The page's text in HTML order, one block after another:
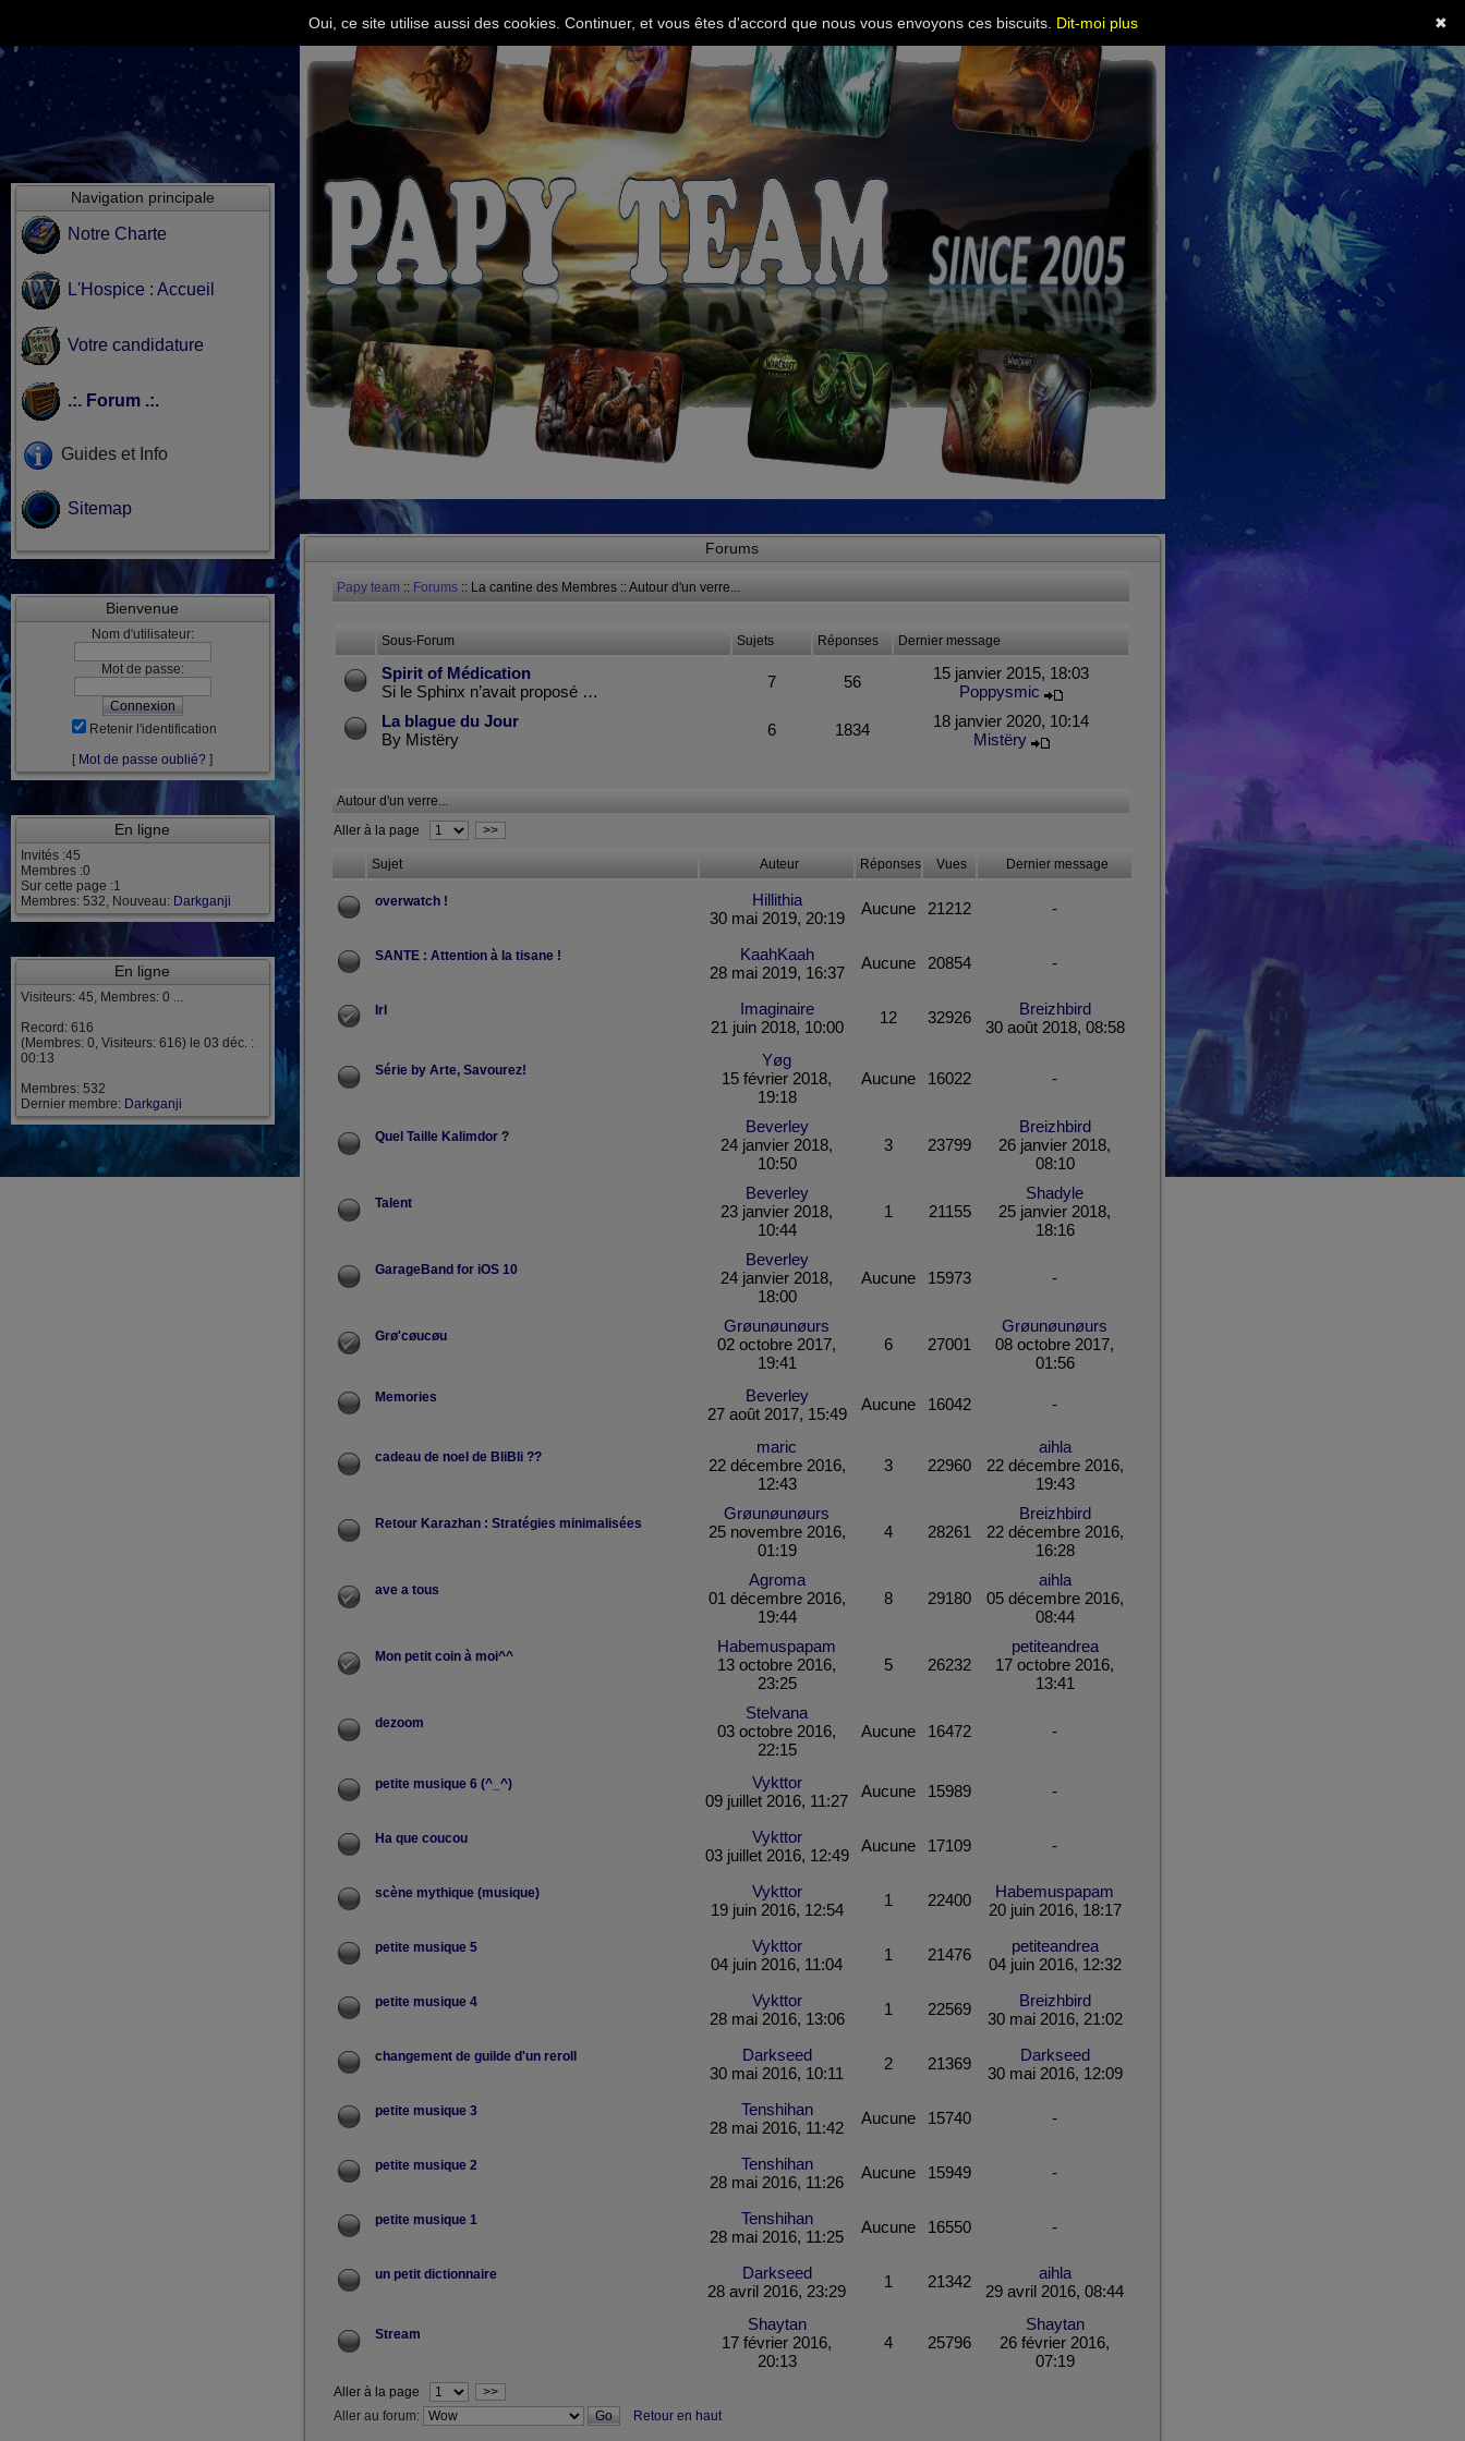
Navigation principale
Notre Charte
L'Hospice : Accueil
Votre candidature
.:. Forum .:.
Guides et Info
Sitemap
Bienvenue
Nom d'utilisateur:
Mot de passe:
Retenir l'identification
[ Mot de passe oublié? ]
En ligne
Invités :45
Membres :0
Sur cette page :1
Membres: 532, Nouveau: Darkganji
En ligne
Visiteurs: 45, Membres: 0 ...
Record: 616
(Membres: 0, Visiteurs: 616) le 03 déc. :
00:13
Membres: 532
Dernier membre: Darkganji
Forums
Papy team :: Forums :: La cantine des Membres :: Autour d'un verre...
Sous-Forum Sujets Réponses Dernier message
Spirit of Médication
Si le Sphinx n’avait proposé …
7 56
15 janvier 2015, 18:03
Poppysmic
La blague du Jour
By Mistëry
6 1834
18 janvier 2020, 10:14
Mistëry
Autour d'un verre...
Aller à la page
>>
Sujet Auteur Réponses Vues Dernier message
overwatch !
Hillithia
30 mai 2019, 20:19
Aucune 21212 -
SANTE : Attention à la tisane !
KaahKaah
28 mai 2019, 16:37
Aucune 20854 -
Irl
Imaginaire
21 juin 2018, 10:00
12 32926
Breizhbird
30 août 2018, 08:58
Série by Arte, Savourez!
Yøg
15 février 2018,
19:18
Aucune 16022 -
Quel Taille Kalimdor ?
Beverley
24 janvier 2018,
10:50
3 23799
Breizhbird
26 janvier 2018,
08:10
Talent
Beverley
23 janvier 2018,
10:44
1 21155
Shadyle
25 janvier 2018,
18:16
GarageBand for iOS 10
Beverley
24 janvier 2018,
18:00
Aucune 15973 -
Grø'cøucøu
Grøunøunøurs
02 octobre 2017,
19:41
6 27001
Grøunøunøurs
08 octobre 2017,
01:56
Memories
Beverley
27 août 2017, 15:49
Aucune 16042 -
cadeau de noel de BliBli ??
maric
22 décembre 2016,
12:43
3 22960
aihla
22 décembre 2016,
19:43
Retour Karazhan : Stratégies minimalisées
Grøunøunøurs
25 novembre 2016,
01:19
4 28261
Breizhbird
22 décembre 2016,
16:28
ave a tous
Agroma
01 décembre 2016,
19:44
8 29180
aihla
05 décembre 2016,
08:44
Mon petit coin à moi^^
Habemuspapam
13 octobre 2016,
23:25
5 26232
petiteandrea
17 octobre 2016,
13:41
dezoom
Stelvana
03 octobre 2016,
22:15
Aucune 16472 -
petite musique 6 (^_^)
Vykttor
09 juillet 2016, 11:27
Aucune 15989 -
Ha que coucou
Vykttor
03 juillet 2016, 12:49
Aucune 17109 -
scène mythique (musique)
Vykttor
19 juin 2016, 12:54
1 22400
Habemuspapam
20 juin 2016, 18:17
petite musique 5
Vykttor
04 juin 2016, 11:04
1 21476
petiteandrea
04 juin 2016, 12:32
petite musique 4
Vykttor
28 mai 2016, 13:06
1 22569
Breizhbird
30 mai 2016, 21:02
changement de guilde d'un reroll
Darkseed
30 mai 2016, 10:11
2 21369
Darkseed
30 mai 2016, 12:09
petite musique 3
Tenshihan
28 mai 2016, 11:42
Aucune 15740 -
petite musique 2
Tenshihan
28 mai 2016, 11:26
Aucune 15949 -
petite musique 1
Tenshihan
28 mai 2016, 11:25
Aucune 16550 -
un petit dictionnaire
Darkseed
28 avril 2016, 23:29
1 21342
aihla
29 avril 2016, 08:44
Stream
Shaytan
17 février 2016,
20:13
4 25796
Shaytan
26 février 2016,
07:19
Aller à la page
>>
Aller au forum:
Retour en haut
✖
Oui, ce site utilise aussi des cookies. Continuer, et vous êtes d'accord que nous vous envoyons ces biscuits. Dit-moi plus